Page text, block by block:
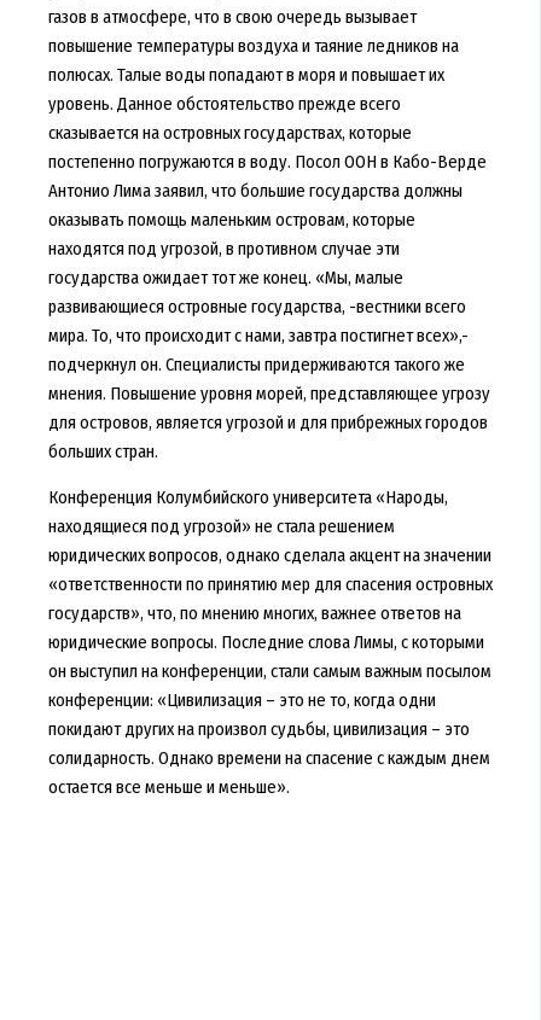
газов в атмосфере, что в свою очередь вызывает
повышение температуры воздуха и таяние ледников на
полюсах. Талые воды попадают в моря и повышает их
уровень. Данное обстоятельство прежде всего
сказывается на островных государствах, которые
постепенно погружаются в воду. Посол ООН в Кабо-Верде
Антонио Лима заявил, что большие государства должны
оказывать помощь маленьким островам, которые
находятся под угрозой, в противном случае эти
государства ожидает тот же конец. «Мы, малые
развивающиеся островные государства, -вестники всего
мира. То, что происходит с нами, завтра постигнет всех»,-
подчеркнул он. Специалисты придерживаются такого же
мнения. Повышение уровня морей, представляющее угрозу
для островов, является угрозой и для прибрежных городов
больших стран.
Конференция Колумбийского университета «Народы,
находящиеся под угрозой» не стала решением
юридических вопросов, однако сделала акцент на значении
«ответственности по принятию мер для спасения островных
государств», что, по мнению многих, важнее ответов на
юридические вопросы. Последние слова Лимы, с которыми
он выступил на конференции, стали самым важным посылом
конференции: «Цивилизация – это не то, когда одни
покидают других на произвол судьбы, цивилизация – это
солидарность. Однако времени на спасение с каждым днем
остается все меньше и меньше».